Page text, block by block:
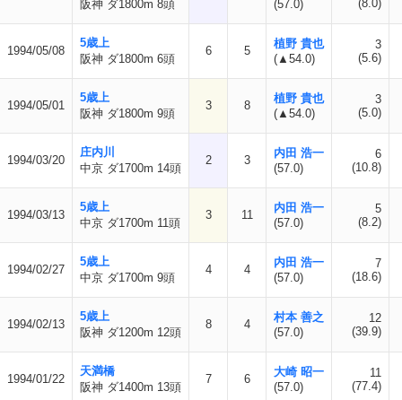
阪神 ダ1800m 8頭 (57.0) (8.0)
1994/05/08
5歳上
阪神 ダ1800m 6頭
6 5
植野 貴也
(▲54.0)
3
(5.6)
1994/05/01
5歳上
阪神 ダ1800m 9頭
3 8
植野 貴也
(▲54.0)
3
(5.0)
1994/03/20
庄内川
中京 ダ1700m 14頭
2 3
内田 浩一
(57.0)
6
(10.8)
1994/03/13
5歳上
中京 ダ1700m 11頭
3 11
内田 浩一
(57.0)
5
(8.2)
1994/02/27
5歳上
中京 ダ1700m 9頭
4 4
内田 浩一
(57.0)
7
(18.6)
1994/02/13
5歳上
阪神 ダ1200m 12頭
8 4
村本 善之
(57.0)
12
(39.9)
1994/01/22
天満橋
阪神 ダ1400m 13頭
7 6
大崎 昭一
(57.0)
11
(77.4)